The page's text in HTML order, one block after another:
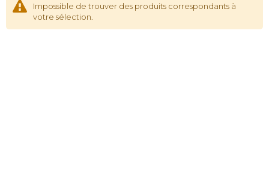
Impossible de trouver des produits correspondants à
votre sélection.